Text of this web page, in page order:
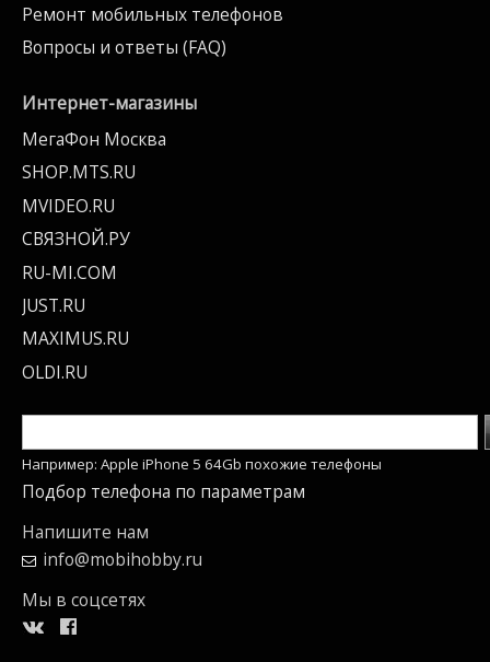
Ремонт мобильных телефонов
Вопросы и ответы (FAQ)
Интернет-магазины
МегаФон Москва
SHOP.MTS.RU
MVIDEO.RU
СВЯЗНОЙ.РУ
RU-MI.COM
JUST.RU
MAXIMUS.RU
OLDI.RU
Например: Apple iPhone 5 64Gb похожие телефоны
Подбор телефона по параметрам
Напишите нам
info@mobihobby.ru
Мы в соцсетях